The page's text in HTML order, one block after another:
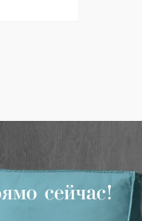
сейчас!